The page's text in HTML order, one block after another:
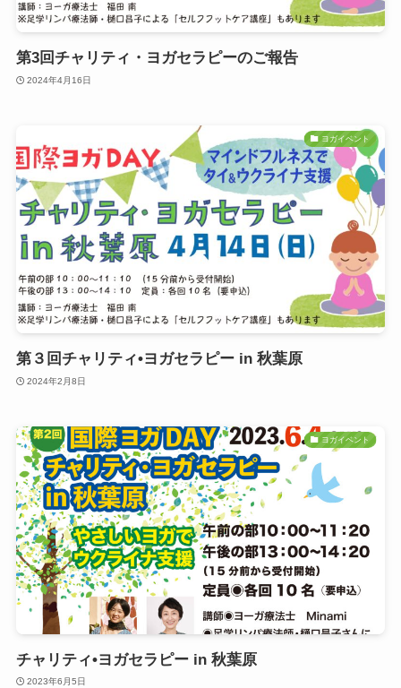
第3回チャリティ・ヨガセラピーのご報告
2024年4月16日
ヨガイベント
第３回チャリティ•ヨガセラピー in 秋葉原
2024年2月8日
ヨガイベント
チャリティ•ヨガセラピー in 秋葉原
2023年6月5日